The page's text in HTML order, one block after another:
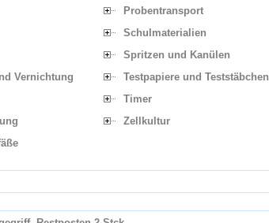
Probentransport
Schulmaterialien
Spritzen und Kanülen
Vernichtung
Testpapiere und Teststäbchen
Timer
Zellkultur